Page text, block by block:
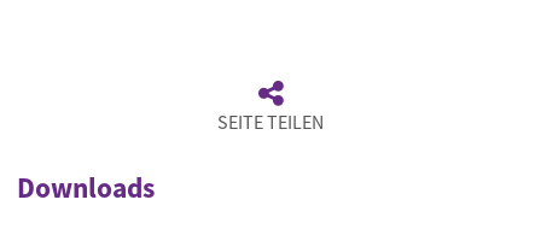
SEITE TEILEN
Downloads